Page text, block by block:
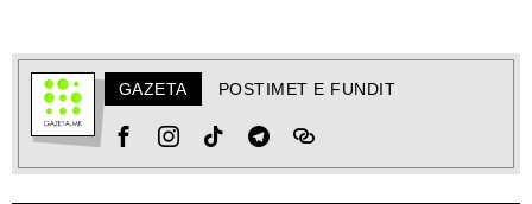
GAZETA POSTIMET E FUNDIT